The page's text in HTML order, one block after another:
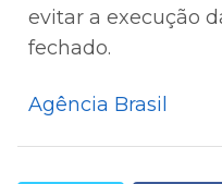
evitar a execução
fechado.
Agência Brasil